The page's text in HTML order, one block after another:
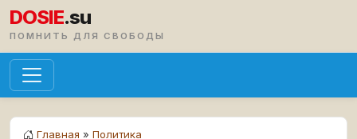
DOSIE.su
ПОМНИТЬ ДЛЯ СВОБОДЫ
Главная » Политика